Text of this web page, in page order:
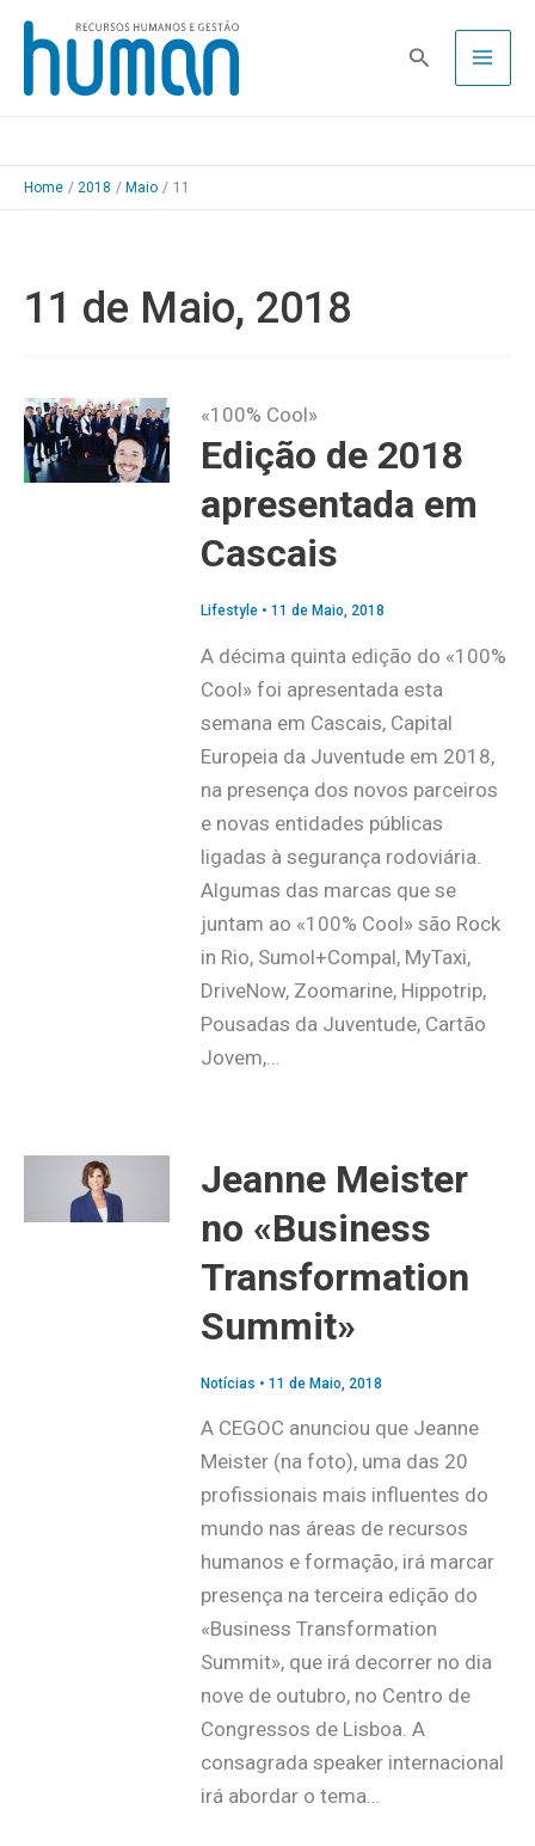
Skip
content
Pesquisa
Home 2018 Maio 11
11 de Maio, 2018
«100% Cool»
Edição de 2018
apresentada em
Cascais
Lifestyle• 11 de Maio, 2018
A décima quinta edição do «100%
Cool» foi apresentada esta
semana em Cascais, Capital
Europeia da Juventude em 2018,
na presença dos novos parceiros
e novas entidades públicas
ligadas à segurança rodoviária.
Algumas das marcas que se
juntam ao «100% Cool» são Rock
in Rio, Sumol+Compal, MyTaxi,
DriveNow, Zoomarine, Hippotrip,
Pousadas da Juventude, Cartão
Jovem,…
Jeanne Meister
no «Business
Transformation
Summit»
Notícias • 11 de Maio, 2018
A CEGOC anunciou que Jeanne
Meister (na foto), uma das 20
profissionais mais influentes do
mundo nas áreas de recursos
humanos e formação, irá marcar
presença na terceira edição do
«Business Transformation
Summit», que irá decorrer no dia
nove de outubro, no Centro de
Congressos de Lisboa. A
consagrada speaker internacional
irá abordar o tema…